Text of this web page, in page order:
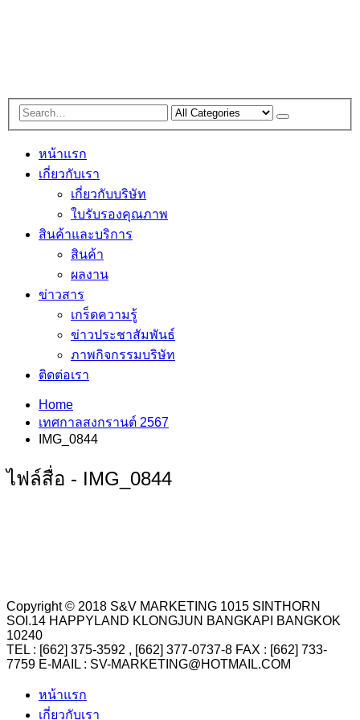
หน้าแรก
เกี่ยวกับเรา
เกี่ยวกับบริษัท
ใบรับรองคุณภาพ
สินค้าและบริการ
สินค้า
ผลงาน
ข่าวสาร
เกร็ดความรู้
ข่าวประชาสัมพันธ์
ภาพกิจกรรมบริษัท
ติดต่อเรา
Home
เทศกาลสงกรานต์ 2567
IMG_0844
ไฟล์สื่อ - IMG_0844
Copyright © 2018 S&V MARKETING 1015 SINTHORN
SOI.14 HAPPYLAND KLONGJUN BANGKAPI BANGKOK
10240
TEL : [662] 375-3592 , [662] 377-0737-8 FAX : [662] 733-
7759 E-MAIL : SV-MARKETING@HOTMAIL.COM
หน้าแรก
เกี่ยวกับเรา